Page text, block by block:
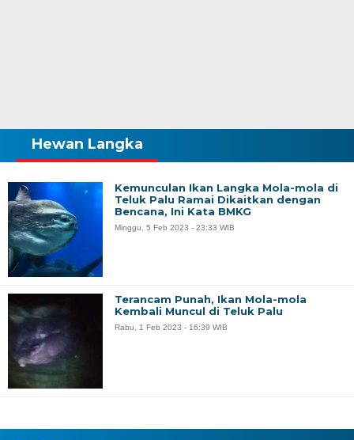
Hewan Langka
Kemunculan Ikan Langka Mola-mola di
Teluk Palu Ramai Dikaitkan dengan
Bencana, Ini Kata BMKG
Minggu, 5 Feb 2023 - 23:33 WIB
Terancam Punah, Ikan Mola-mola
Kembali Muncul di Teluk Palu
Rabu, 1 Feb 2023 - 16:39 WIB